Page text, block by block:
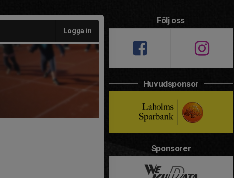
Logga in
Följ oss
Huvudsponsor
Sponsorer